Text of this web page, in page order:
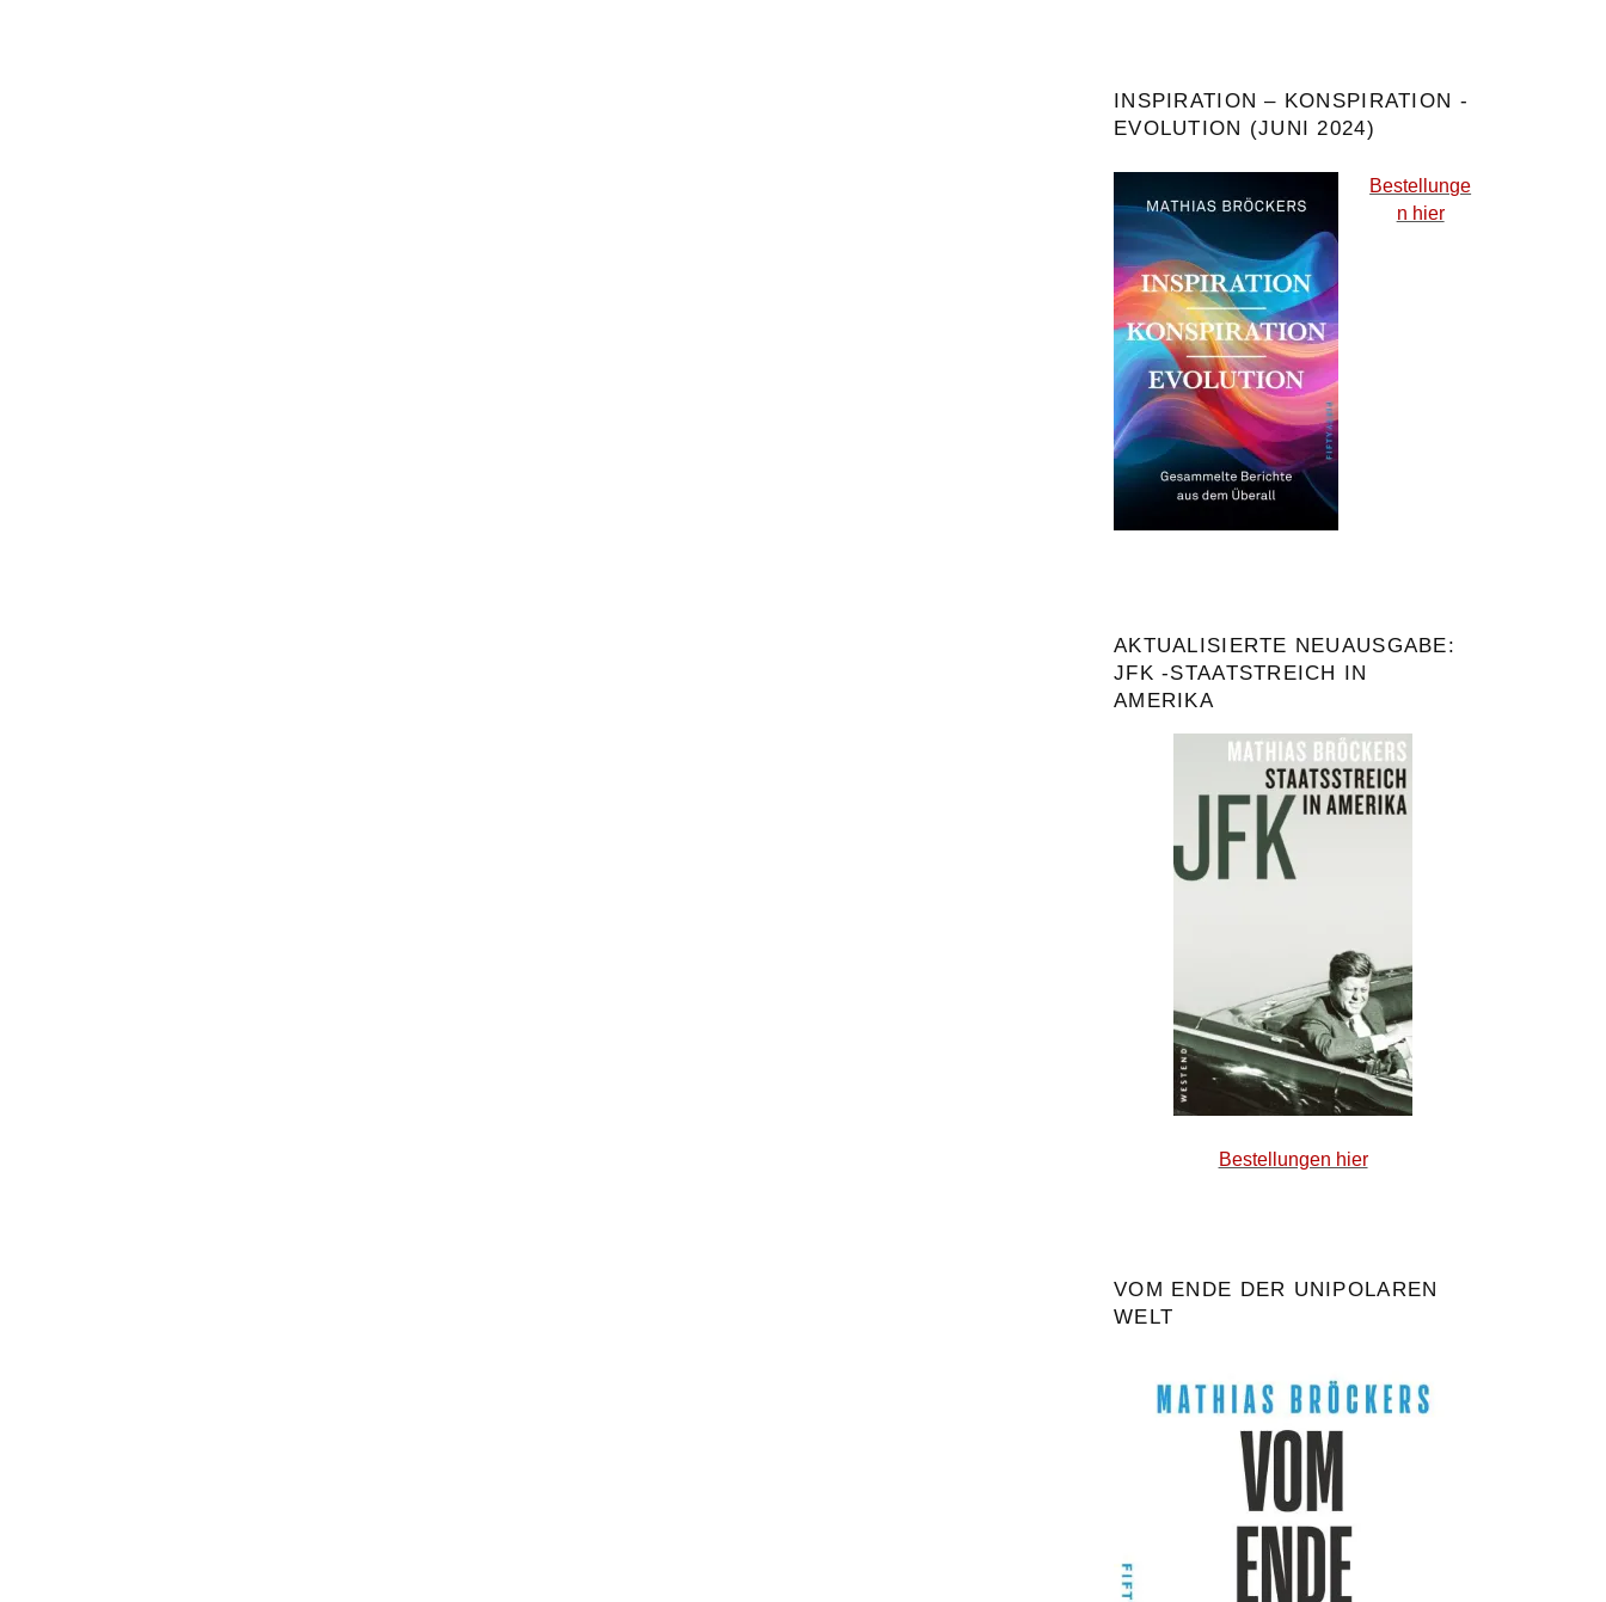
INSPIRATION – KONSPIRATION -
EVOLUTION (JUNI 2024)
Bestellunge
n hier
AKTUALISIERTE NEUAUSGABE:
JFK -STAATSTREICH IN
AMERIKA
Bestellungen hier
VOM ENDE DER UNIPOLAREN
WELT